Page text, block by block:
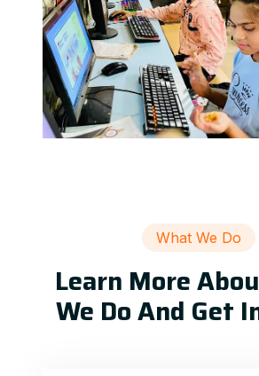
What We Do
Learn More
We Do And Get